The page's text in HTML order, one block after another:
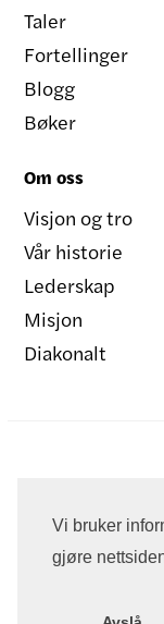
Vi bruker
gjøre
Taler
Fortellinger
Blogg
Bøker
Om oss
Visjon og tro
Vår historie
Lederskap
Misjon
Diakonalt